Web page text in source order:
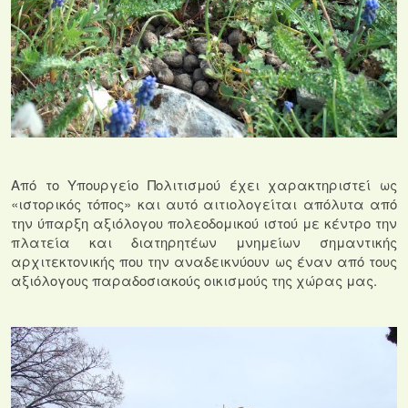
Από το Υπουργείο Πολιτισμού έχει χαρακτηριστεί ως
«ιστορικός τόπος» και αυτό αιτιολογείται απόλυτα από
την ύπαρξη αξιόλογου πολεοδομικού ιστού με κέντρο την
πλατεία και διατηρητέων μνημείων σημαντικής
αρχιτεκτονικής που την αναδεικνύουν ως έναν από τους
αξιόλογους παραδοσιακούς οικισμούς της χώρας μας.